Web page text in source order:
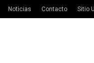
Noticias Contacto Sitio